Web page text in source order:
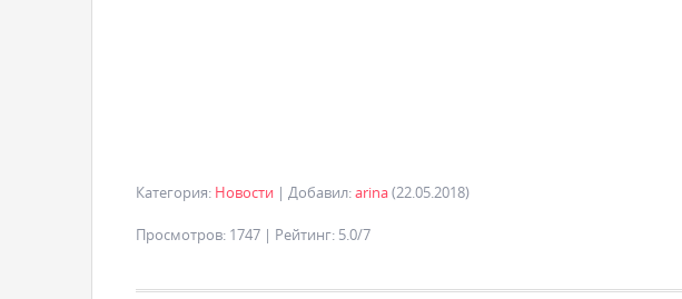
Категория: Новости | Добавил:arina(22.05.2018)
Просмотров: 1747 | Рейтинг: 5.0/7